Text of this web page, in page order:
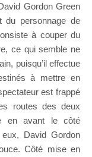
Gordon Green
personnage de
à couper du
ce qui semble ne
puisqu’il effectue
à mettre en
est frappé
routes des deux
en avant le côté
David Gordon
Côté mise en